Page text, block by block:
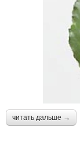
читать дальше →